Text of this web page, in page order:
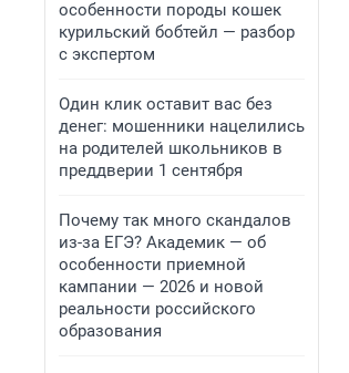
особенности породы кошек
курильский бобтейл — разбор
с экспертом
Один клик оставит вас без
денег: мошенники нацелились
на родителей школьников в
преддверии 1 сентября
Почему так много скандалов
из-за ЕГЭ? Академик — об
особенности приемной
кампании — 2026 и новой
реальности российского
образования